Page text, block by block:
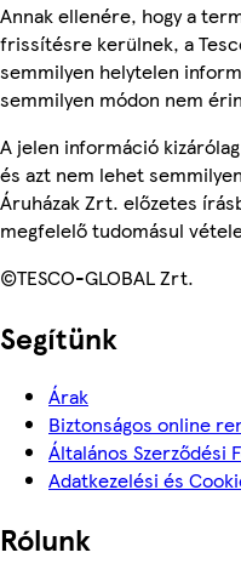
Annak ellenére, hogy a
frissítésre kerülnek, a
semmilyen helytelen
semmilyen módon nem
A jelen információ
és azt nem lehet
Áruházak Zrt. előzetes
megfelelő tudomásul
©TESCO-GLOBAL Zrt.
Segítünk
Árak
Biztonságos online
Általános Szerződési
Adatkezelési és
Rólunk